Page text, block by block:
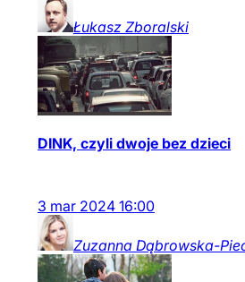
Łukasz Zboralski
DINK, czyli dwoje bez dzieci
3 mar 2024 16:00
Zuzanna Dąbrowska-